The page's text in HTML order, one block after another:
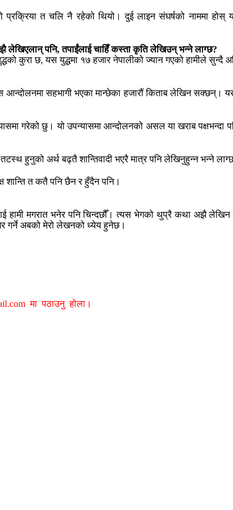
त चलि नै रहेको थियो। दुई लाइन संघर्षको नाममा होस्
लेखिएलान् पनि, तपाईंलाई चाहिँ कस्ता कृति लेखिउन् भन्ने लाग्छ?
कुरा छ, यस युद्धमा १७ हजार नेपालीको ज्यान गएको हामीले सुन्दै
सहभागी भएका मान्छेका हजारौं किताब लेखिन
गरेको छु। यो उपन्यासमा आन्दोलनको असल या खराब पक्षभन्दा
हुनुको अर्थ बढ्तै शान्तिवादी भएरै मात्र पनि लेखिनुहुन्न भन्ने
शान्ति त कतै पनि छैन र हुँदैन पनि।
मगरात भनेर पनि चिन्दछौँ। त्यस भेगको थुप्रै कथा अझै लेखिन
गर्ने अबको मेरो लेखनको ध्येय हुनेछ।
मा पठाउनु होला।